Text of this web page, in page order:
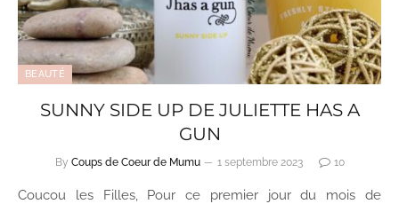
BEAUTÉ
SUNNY SIDE UP DE JULIETTE HAS A
GUN
By Coups de Coeur de Mumu 1 septembre 2023 10
Coucou les Filles, Pour ce premier jour du mois de